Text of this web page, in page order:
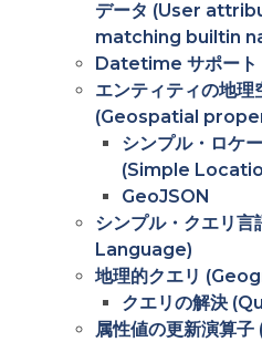
データ (User
matching builtin
Datetime サポート
エンティティの地理
(Geospatial
シンプル・ロケ
(Simple
GeoJSON
シンプル・クエリ
Language)
地理的クエリ
クエリの解決
属性値の更新演算